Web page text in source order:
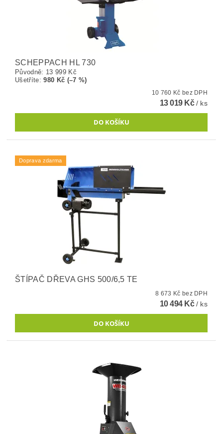
SCHEPPACH HL 730
Původně: 13 999 Kč
Ušetříte:980 Kč (–7 %)
10 760 Kč bez DPH
13 019 Kč/ ks
Doprava zdarma
ŠTÍPAČ DŘEVA GHS 500/6,5 TE
8 673 Kč bez DPH
10 494 Kč/ ks